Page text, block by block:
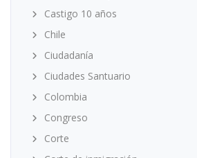
Castigo 10 años
Chile
Ciudadanía
Ciudades Santuario
Colombia
Congreso
Corte